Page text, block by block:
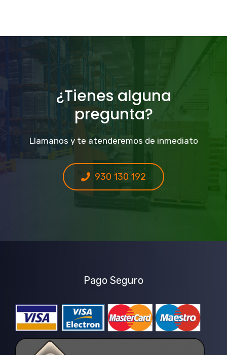
¿Tienes alguna
pregunta?
Llamanos y te atenderemos de inmediato
930 130 192
Pago Seguro